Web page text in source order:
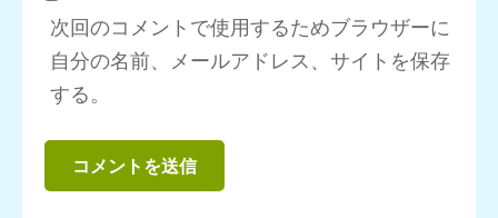
次回のコメントで使用するためブラウザーに
自分の名前、メールアドレス、サイトを保存
する。